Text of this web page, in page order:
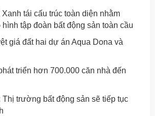
tái cấu trúc toàn diện nhằm
tập đoàn bất động sản toàn cầu
giá đất hai dự án Aqua Dona và
triển hơn 700.000 căn nhà đến
Thị trường bất động sản sẽ tiếp tục